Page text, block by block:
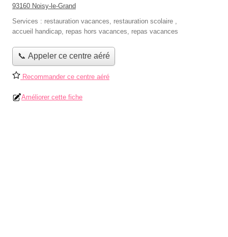
93160 Noisy-le-Grand
Services : restauration vacances, restauration scolaire ,
accueil handicap, repas hors vacances, repas vacances
📞 Appeler ce centre aéré
Recommander ce centre aéré
Améliorer cette fiche